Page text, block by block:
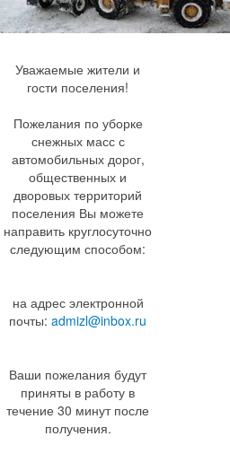
Уважаемые жители и
гости поселения!
Пожелания по уборке
снежных масс с
автомобильных дорог,
общественных и
дворовых территорий
поселения Вы можете
направить круглосуточно
следующим способом:
на адрес электронной
почты:admizl@inbox.ru
Ваши пожелания будут
приняты в работу в
течение 30 минут после
получения.